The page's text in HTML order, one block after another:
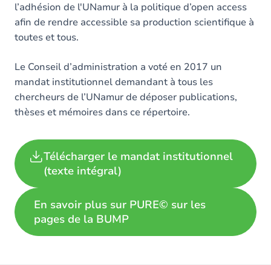
l’adhésion de l'UNamur à la politique d’open access
afin de rendre accessible sa production scientifique à
toutes et tous.
Le Conseil d’administration a voté en 2017 un
mandat institutionnel demandant à tous les
chercheurs de l’UNamur de déposer publications,
thèses et mémoires dans ce répertoire.
Télécharger le mandat institutionnel
(texte intégral)
En savoir plus sur PURE© sur les
pages de la BUMP